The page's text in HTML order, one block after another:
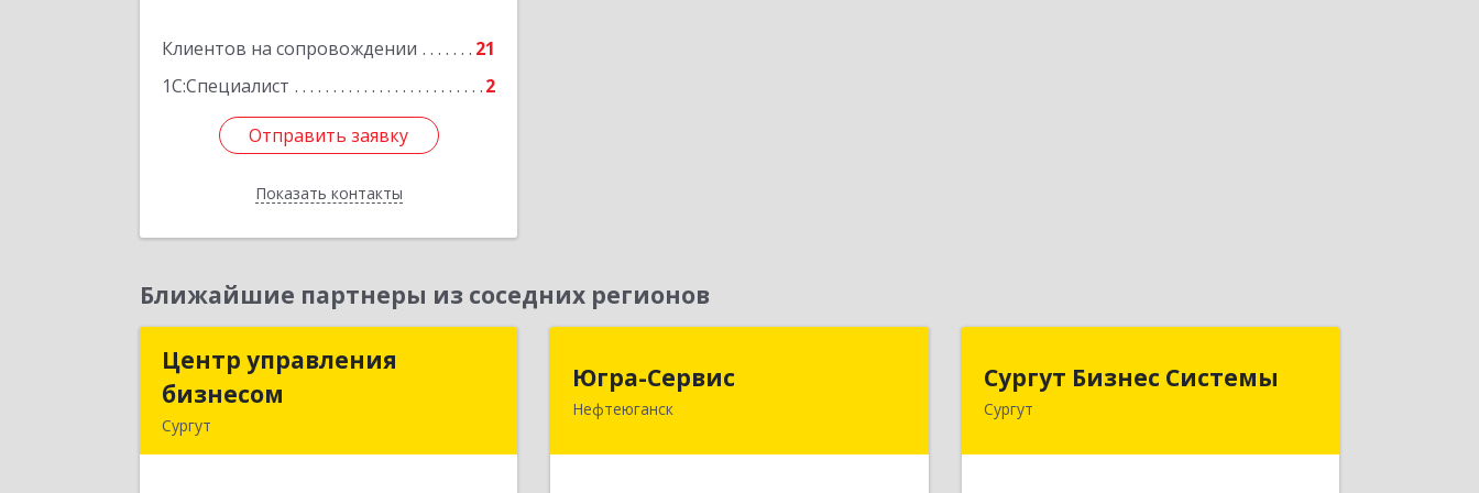
Клиентов на сопровождении
21
1С:Специалист
2
Отправить заявку
Показать контакты
Отправить заявку
Назад
Ближайшие партнеры из соседних регионов
Центр управления
бизнесом
Сургут
Центр управления
Югра-Сервис
Нефтеюганск628303, Ханты-Мансийский
Сургут Бизнес Системы
Сургут